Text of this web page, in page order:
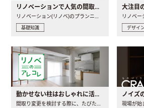
リノベーションで人気の間取りとは？トレンドの間取りと実例を徹底解説
リノベーション(リノベ)のプランニングで一番最初に決めるのは..
基礎知識 デザイ
動かせない柱はおしゃれに活用！柱を魅せるリノベーション(リノベ)4選
間取り変更を検討する際に、たびたび皆さんの頭を悩ませる動か..
ノイズ